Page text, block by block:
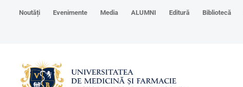
Noutăți Evenimente Media ALUMNI Editură Bibliotecă